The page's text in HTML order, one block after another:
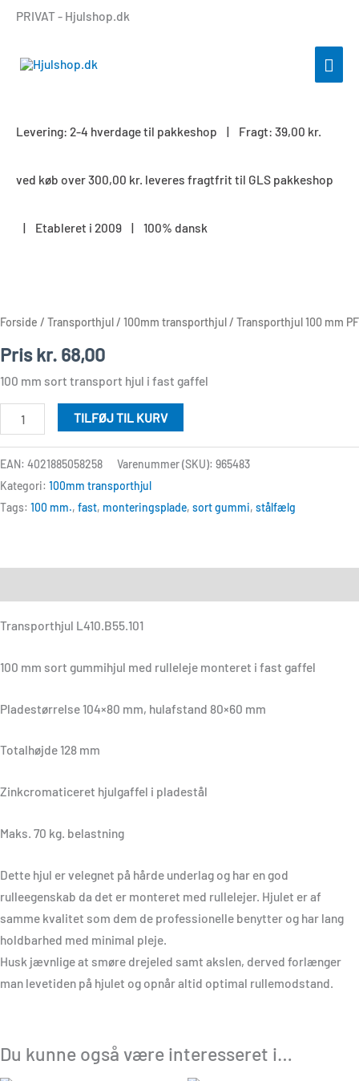
PRIVAT - Hjulshop.dk
Levering: 2-4 hverdage til pakkeshop | Fragt: 39,00 kr.
ved køb over 300,00 kr. leveres fragtfrit til GLS pakkeshop
| Etableret i 2009 | 100% dansk
Forside / Transporthjul/ 100mm transporthjul/ Transporthjul 100 mm PF
Priskr. 68,00
100 mm sort transport hjul i fast gaffel
mm
antal
TILFØJ TIL KURV
EAN: 4021885058258 Varenummer (SKU): 965483
Kategori: 100mm transporthjul
Tags: 100 mm., fast, monteringsplade, sort gummi, stålfælg
Transporthjul L410.B55.101
100 mm sort gummihjul med rulleleje monteret i fast gaffel
Pladestørrelse 104×80 mm, hulafstand 80×60 mm
Totalhøjde 128 mm
Zinkcromaticeret hjulgaffel i pladestål
Maks. 70 kg. belastning
Dette hjul er velegnet på hårde underlag og har en god
rulleegenskab da det er monteret med rullelejer. Hjulet er af
samme kvalitet som dem de professionelle benytter og har lang
holdbarhed med minimal pleje.
Husk jævnlige at smøre drejeled samt akslen, derved forlænger
man levetiden på hjulet og opnår altid optimal rullemodstand.
Du kunne også være interesseret i…